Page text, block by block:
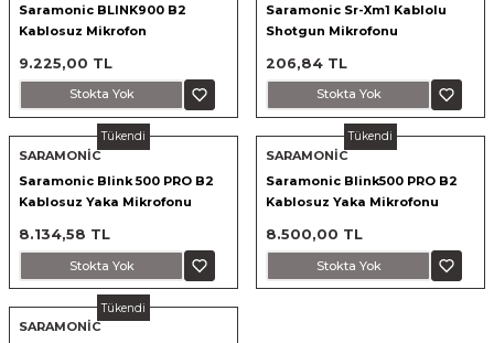
Saramonic BLINK900 B2
Kablosuz Mikrofon
9.225,00 TL
Stokta Yok
Saramonic Sr-Xm1 Kablolu
Shotgun Mikrofonu
206,84 TL
Stokta Yok
Tükendi
SARAMONİC
Saramonic Blink 500 PRO B2
Kablosuz Yaka Mikrofonu
8.134,58 TL
Stokta Yok
Tükendi
SARAMONİC
Saramonic Blink500 PRO B2
Kablosuz Yaka Mikrofonu
8.500,00 TL
Stokta Yok
Tükendi
SARAMONİC